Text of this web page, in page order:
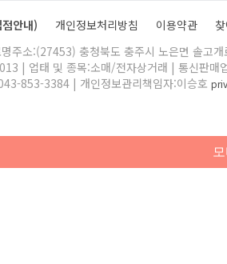
안내) 개인정보처리방침 이용약관
주소:(27453) 충청북도 충주시 노은면 솔고
| 업태 및 종목:소매/전자상거래 | 통신판매
853-3384 | 개인정보관리책임자:이승호